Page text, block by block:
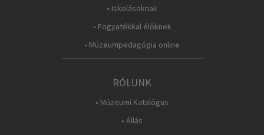
• Iskolásoknak
• Fogyatékkal élőknek
• Múzeumpedagógia online
RÓLUNK
• Múzeumi Katalógus
• Állás